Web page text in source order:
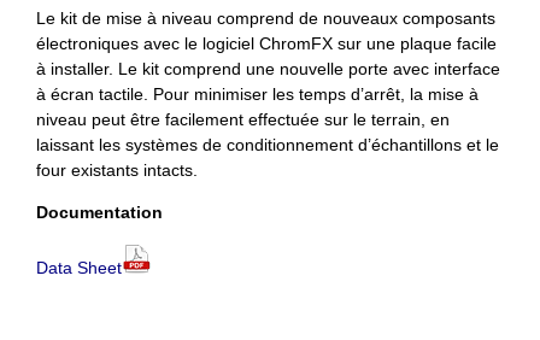
Le kit de mise à niveau comprend de nouveaux composants
électroniques avec le logiciel ChromFX sur une plaque facile
à installer. Le kit comprend une nouvelle porte avec interface
à écran tactile. Pour minimiser les temps d’arrêt, la mise à
niveau peut être facilement effectuée sur le terrain, en
laissant les systèmes de conditionnement d’échantillons et le
four existants intacts.
Documentation
Data Sheet